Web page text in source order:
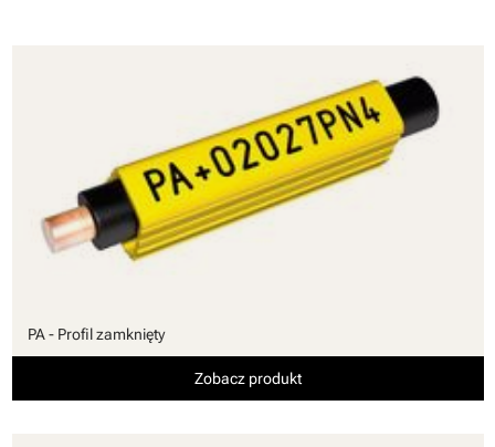
PA - Profil zamknięty
Zobacz produkt